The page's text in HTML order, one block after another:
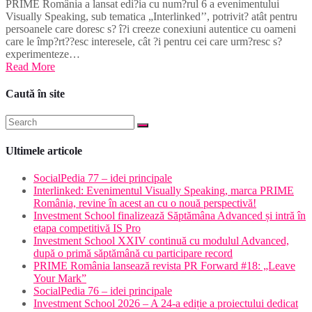
PRIME România a lansat edi?ia cu num?rul 6 a evenimentului
Visually Speaking, sub tematica „Interlinked’’, potrivit? atât pentru
persoanele care doresc s? î?i creeze conexiuni autentice cu oameni
care le împ?rt??esc interesele, cât ?i pentru cei care urm?resc s?
experimenteze…
Read More
Caută în site
Ultimele articole
SocialPedia 77 – idei principale
Interlinked: Evenimentul Visually Speaking, marca PRIME
România, revine în acest an cu o nouă perspectivă!
Investment School finalizează Săptămâna Advanced și intră în
etapa competitivă IS Pro
Investment School XXIV continuă cu modulul Advanced,
după o primă săptămână cu participare record
PRIME România lansează revista PR Forward #18: „Leave
Your Mark”
SocialPedia 76 – idei principale
Investment School 2026 – A 24-a ediție a proiectului dedicat